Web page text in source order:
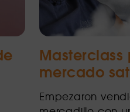
mercado
Empezaron